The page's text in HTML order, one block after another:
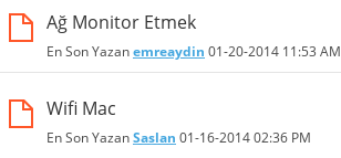
Ağ Monitor Etmek
En Son Yazanemreaydin 01-20-2014 11:53 AM
Wifi Mac
En Son YazanSaslan 01-16-201402:36 PM